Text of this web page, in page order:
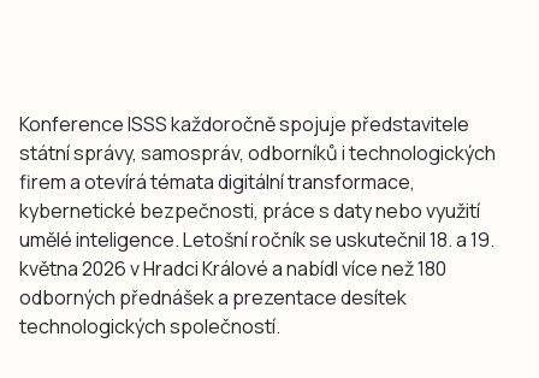
Konference ISSS každoročně spojuje představitele
státní správy, samospráv, odborníků i technologických
firem a otevírá témata digitální transformace,
kybernetické bezpečnosti, práce s daty nebo využití
umělé inteligence. Letošní ročník se uskutečnil 18. a 19.
května 2026 v Hradci Králové a nabídl více než 180
odborných přednášek a prezentace desítek
technologických společností.